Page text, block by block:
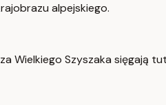
alpejskiego.
Wielkiego Szyszaka sięgają